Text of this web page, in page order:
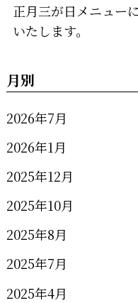
正月三が日メニュー
いたします。
月別
2026年7月
2026年1月
2025年12月
2025年10月
2025年8月
2025年7月
2025年4月